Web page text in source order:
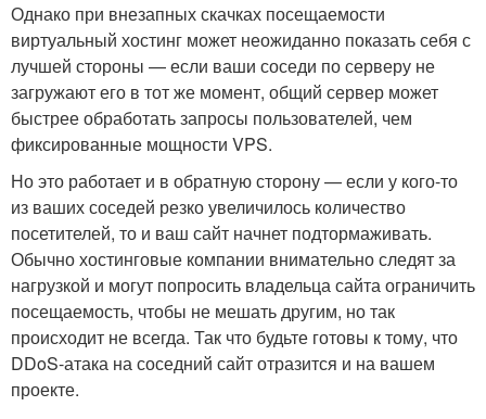
Однако при внезапных скачках посещаемости
виртуальный хостинг может неожиданно показать себя с
лучшей стороны — если ваши соседи по серверу не
загружают его в тот же момент, общий сервер может
быстрее обработать запросы пользователей, чем
фиксированные мощности VPS.
Но это работает и в обратную сторону — если у кого-то
из ваших соседей резко увеличилось количество
посетителей, то и ваш сайт начнет подтормаживать.
Обычно хостинговые компании внимательно следят за
нагрузкой и могут попросить владельца сайта ограничить
посещаемость, чтобы не мешать другим, но так
происходит не всегда. Так что будьте готовы к тому, что
DDoS-атака на соседний сайт отразится и на вашем
проекте.